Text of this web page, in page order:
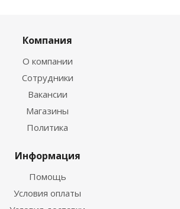
Компания
О компании
Сотрудники
Вакансии
Магазины
Политика
Информация
Помощь
Условия оплаты